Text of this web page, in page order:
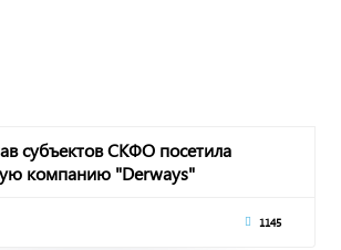
субъектов СКФО посетила
компанию "Derways"
1145